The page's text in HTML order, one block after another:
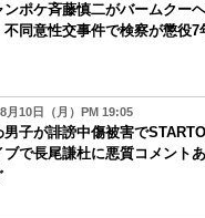
ンポケ斉藤慎二がバームクー
不同意性交事件で検察が懲役
月10日（月）PM 19:05
男子が誹謗中傷被害で
ブで長尾謙杜に悪質コメント